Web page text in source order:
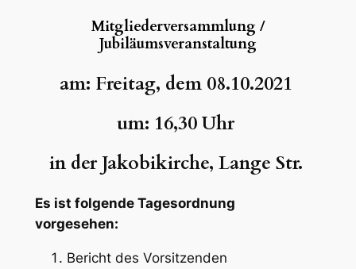
Mitgliederversammlung /
Jubiläumsveranstaltung
am: Freitag, dem 08.10.2021
um: 16,30 Uhr
in der Jakobikirche, Lange Str.
Es ist folgende Tagesordnung
vorgesehen:
Bericht des Vorsitzenden